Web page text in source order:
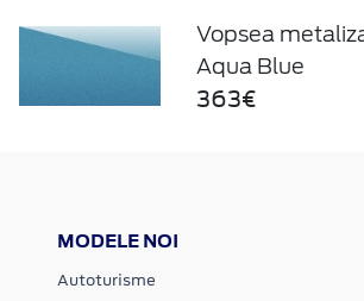
Vopsea
Aqua Blue
363€
MODELE NOI
Autoturisme